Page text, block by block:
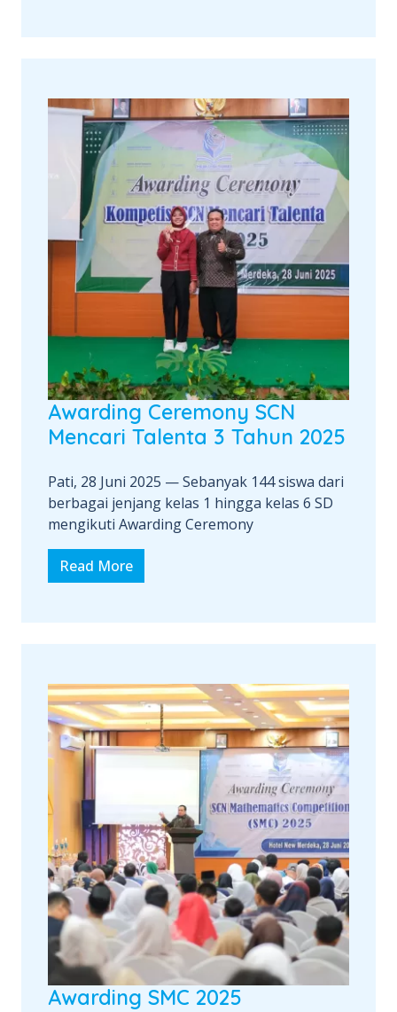
Awarding Ceremony SCN
Mencari Talenta 3 Tahun 2025
Pati, 28 Juni 2025 — Sebanyak 144 siswa dari
berbagai jenjang kelas 1 hingga kelas 6 SD
mengikuti Awarding Ceremony
Read More
Awarding SMC 2025